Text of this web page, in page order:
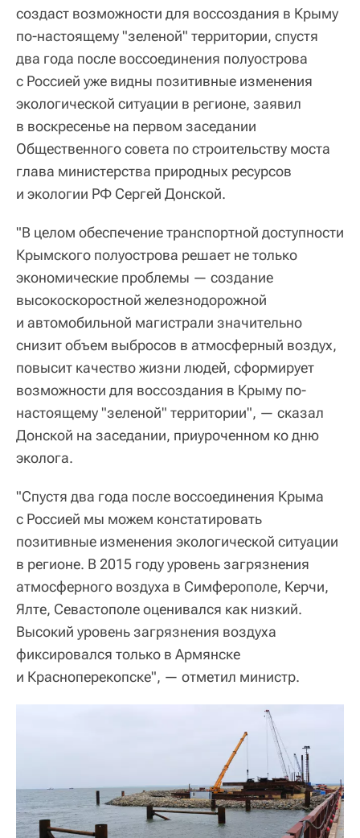
создаст возможности для воссоздания в Крыму
по-настоящему "зеленой" территории, спустя
два года после воссоединения полуострова
с Россией уже видны позитивные изменения
экологической ситуации в регионе, заявил
в воскресенье на первом заседании
Общественного совета по строительству моста
глава министерства природных ресурсов
и экологии РФ Сергей Донской.
"В целом обеспечение транспортной доступности
Крымского полуострова решает не только
экономические проблемы — создание
высокоскоростной железнодорожной
и автомобильной магистрали значительно
снизит объем выбросов в атмосферный воздух,
повысит качество жизни людей, сформирует
возможности для воссоздания в Крыму по-
настоящему "зеленой" территории", — сказал
Донской на заседании, приуроченном ко дню
эколога.
"Спустя два года после воссоединения Крыма
с Россией мы можем констатировать
позитивные изменения экологической ситуации
в регионе. В 2015 году уровень загрязнения
атмосферного воздуха в Симферополе, Керчи,
Ялте, Севастополе оценивался как низкий.
Высокий уровень загрязнения воздуха
фиксировался только в Армянске
и Красноперекопске", — отметил министр.